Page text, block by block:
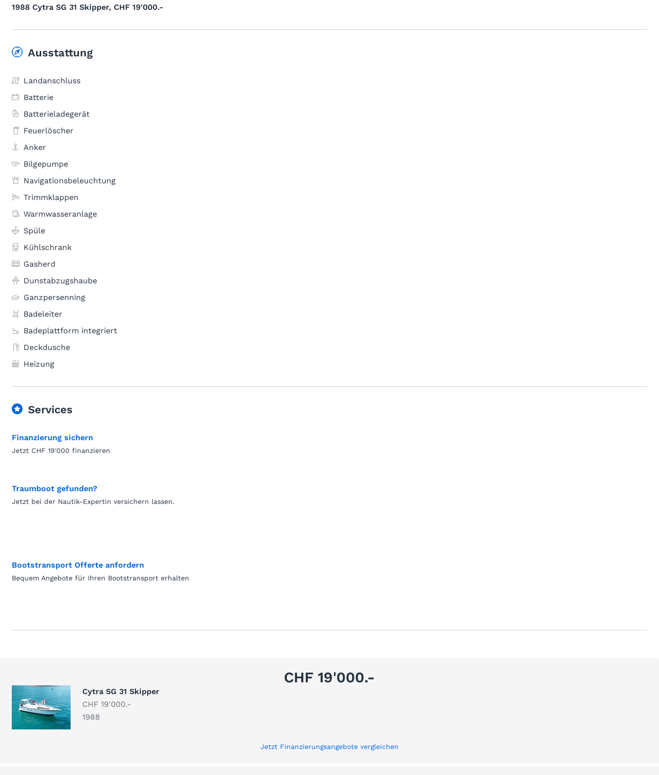
1988 Cytra SG 31 Skipper, CHF 19'000.-
Ausstattung
Landanschluss
Batterie
Batterieladegerät
Feuerlöscher
Anker
Bilgepumpe
Navigationsbeleuchtung
Trimmklappen
Warmwasseranlage
Spüle
Kühlschrank
Gasherd
Dunstabzugshaube
Ganzpersenning
Badeleiter
Badeplattform integriert
Deckdusche
Heizung
Services
Finanzierung sichern
Jetzt CHF 19'000 finanzieren
Traumboot gefunden?
Jetzt bei der Nautik-Expertin versichern lassen.
Bootstransport Offerte anfordern
Bequem Angebote für Ihren Bootstransport erhalten
CHF 19'000.-
Cytra SG 31 Skipper
CHF 19'000.-
1988
Jetzt Finanzierungsangebote vergleichen